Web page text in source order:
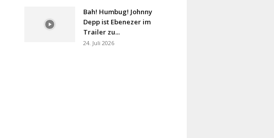
Bah! Humbug! Johnny
Depp ist Ebenezer im
Trailer zu...
24. Juli 2026